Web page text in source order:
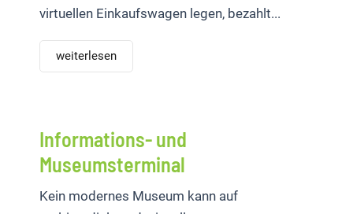
virtuellen Einkaufswagen legen, bezahlt...
weiterlesen
Informations- und
Museumsterminal
Kein modernes Museum kann auf